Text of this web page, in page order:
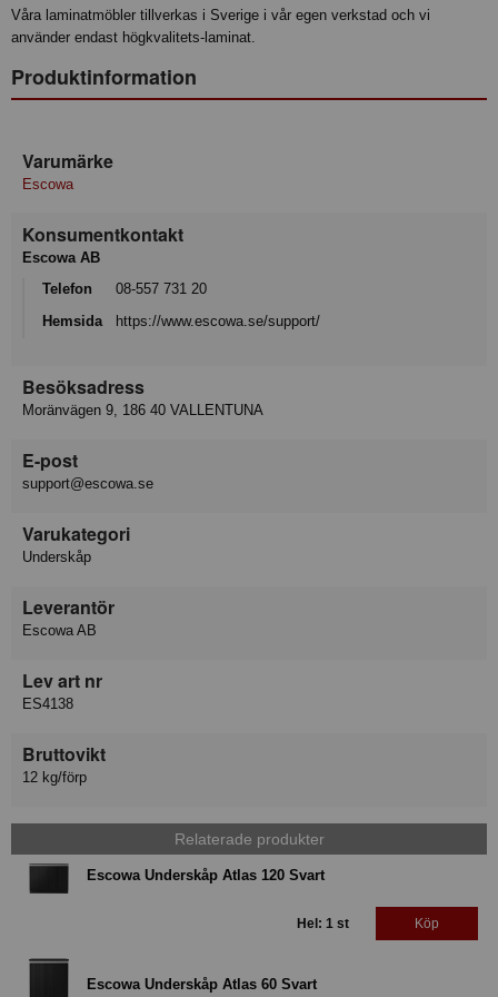
Våra laminatmöbler tillverkas i Sverige i vår egen verkstad och vi
använder endast högkvalitets-laminat.
Produktinformation
Varumärke
Escowa
Konsumentkontakt
Escowa AB
Telefon
08-557 731 20
Hemsida
https://www.escowa.se/support/
Besöksadress
Moränvägen 9, 186 40 VALLENTUNA
E-post
support@escowa.se
Varukategori
Underskåp
Leverantör
Escowa AB
Lev art nr
ES4138
Bruttovikt
12 kg/förp
Relaterade produkter
Escowa Underskåp Atlas 120 Svart
Hel: 1 st Köp
Escowa Underskåp Atlas 60 Svart